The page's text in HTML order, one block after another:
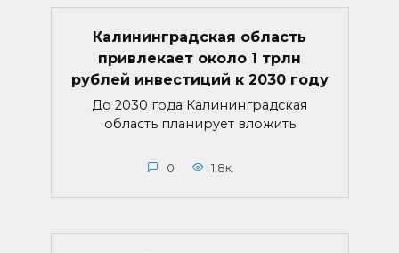
Калининградская область
привлекает около 1 трлн
рублей инвестиций к 2030 году
До 2030 года Калининградская
область планирует вложить
0 1.8к.